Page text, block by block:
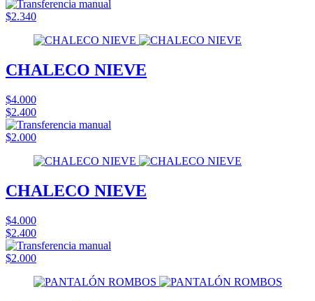
$2.340
CHALECO NIEVE
$4.000
$2.400
$2.000
CHALECO NIEVE
$4.000
$2.400
$2.000